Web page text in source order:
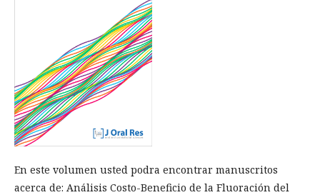
En este volumen usted podra encontrar manuscritos
acerca de: Análisis Costo-Beneficio de la Fluoración del